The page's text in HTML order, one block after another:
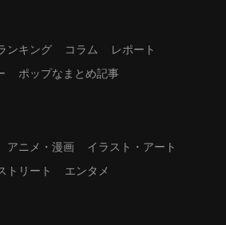
ンキング コラム
レポート
ポップなまとめ記事
アニメ・漫画
イラスト・アート
トリート エンタメ